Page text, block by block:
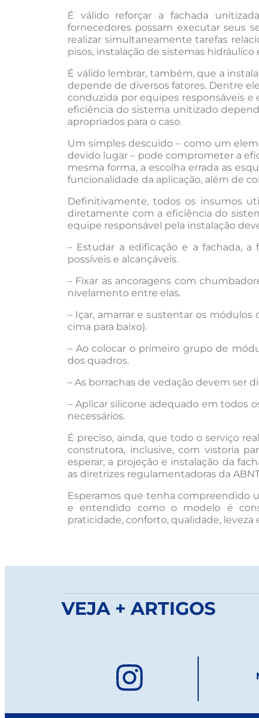
É válido reforçar a fachada
fornecedores possam executar seus
realizar simultaneamente tarefas
pisos, instalação de sistemas
É válido lembrar, também, que a
depende de diversos fatores. Dentre
conduzida por equipes responsáveis e
eficiência do sistema unitizado
apropriados para o caso.
Um simples descuido – como um
devido lugar – pode comprometer a
mesma forma, a escolha errada as
funcionalidade da aplicação, além de
Definitivamente, todos os insumos
diretamente com a eficiência do
equipe responsável pela instalação
– Estudar a edificação e a fachada,
possíveis e alcançáveis.
– Fixar as ancoragens com
nivelamento entre elas.
– Içar, amarrar e sustentar os
cima para baixo).
– Ao colocar o primeiro grupo de
dos quadros.
– As borrachas de vedação devem ser
– Aplicar silicone adequado em todos
necessários.
É preciso, ainda, que todo o serviço
construtora, inclusive, com vistoria
esperar, a projeção e instalação da
as diretrizes regulamentadoras da
Esperamos que tenha compreendido
e entendido como o modelo é
praticidade, conforto, qualidade, leveza
VEJA + ARTIGOS